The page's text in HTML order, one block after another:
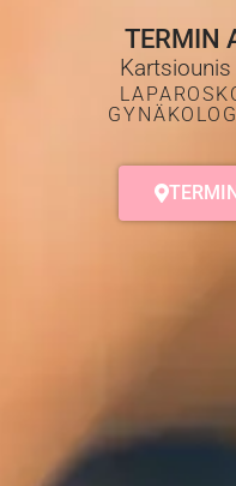
TERMIN
Kartsiounis